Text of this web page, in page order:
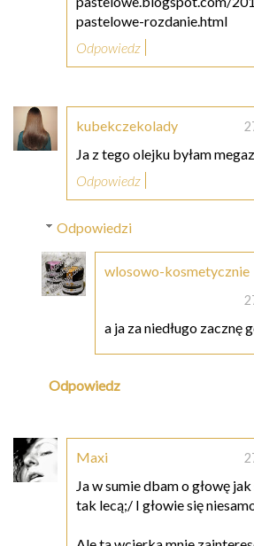
pastelowe-rozdanie.html
Odpowiedz
kubekczekolady
Ja z tego olejku byłam
Odpowiedz
Odpowiedzi
wlosowo-kosmetycznie
a ja za niedługo zacznę
Odpowiedz
Maxi
Ja w sumie dbam o głowę
tak lecą;/ I głowie się